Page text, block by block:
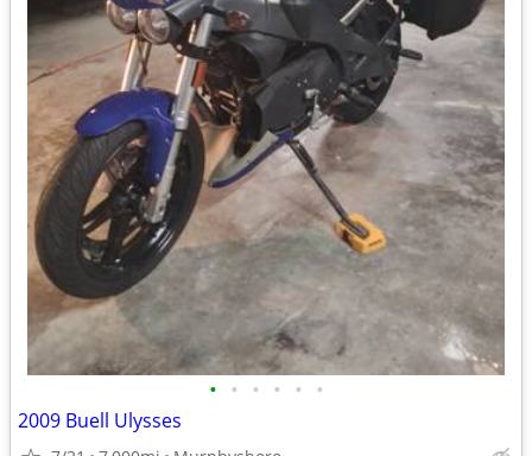
• • • • • •
2009 Buell Ulysses